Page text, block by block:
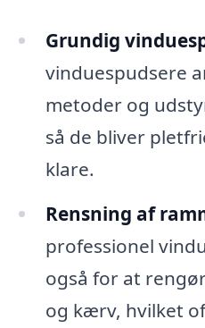
Grundig
vinduespudsere
metoder og
så de bliver
klare.
Rensning af
professionel
også for at
og kærv, hvilket